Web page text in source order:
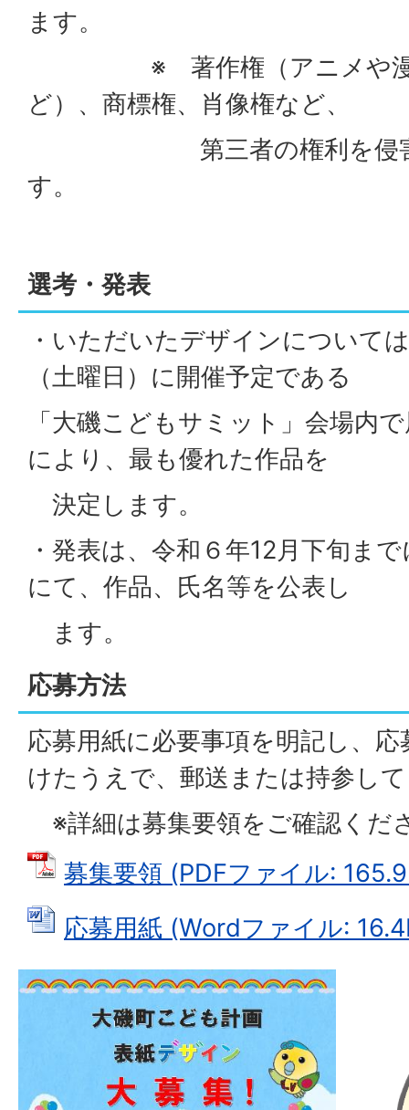
ます。
※ 著作権（アニメや漫画
ど）、商標権、肖像権など、
第三者の権利を侵害し
す。
選考・発表
・いただいたデザインについて
（土曜日）に開催予定である
「大磯こどもサミット」会場内
により、最も優れた作品を
決定します。
・発表は、令和６年12月下旬ま
にて、作品、氏名等を公表し
ます。
応募方法
応募用紙に必要事項を明記し、
けたうえで、郵送または持参し
※詳細は募集要領をご確認くだ
募集要領 (PDFファイル:
応募用紙 (Wordファイル: